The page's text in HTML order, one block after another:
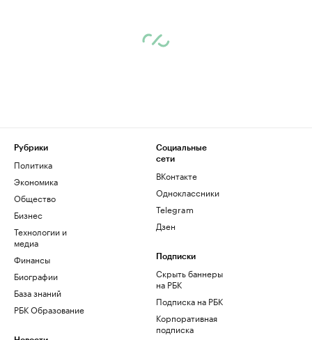
Рубрики
Политика
Экономика
Общество
Бизнес
Технологии и
медиа
Финансы
Биографии
База знаний
РБК Образование
Социальные
сети
ВКонтакте
Одноклассники
Telegram
Дзен
Подписки
Скрыть баннеры
на РБК
Подписка на РБК
Корпоративная
подписка